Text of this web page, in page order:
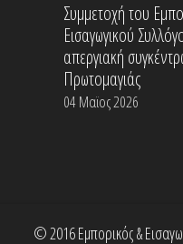
Συμμετοχή του
Εισαγωγικού
απεργιακή
Πρωτομαγιάς
04 Μαϊος 2026
© 2016 Εμπορικός &